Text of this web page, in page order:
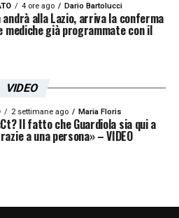
4 ore ago Dario Bartolucci
andrà alla Lazio, arriva la conferma
mediche già programmate con il
VIDEO
2 settimane ago Maria Floris
Il fatto che Guardiola sia qui a
a una persona» – VIDEO